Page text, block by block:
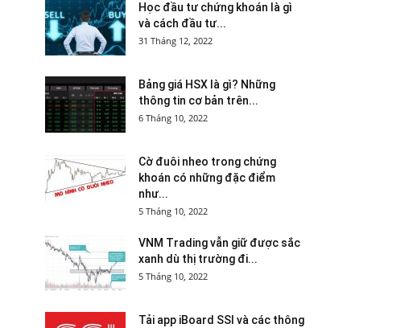
Học đầu tư chứng khoán là gì
và cách đầu tư...
31 Tháng 12, 2022
Bảng giá HSX là gì? Những
thông tin cơ bản trên...
6 Tháng 10, 2022
Cờ đuôi nheo trong chứng
khoán có những đặc điểm
như...
5 Tháng 10, 2022
VNM Trading vẫn giữ được sắc
xanh dù thị trường đi...
5 Tháng 10, 2022
Tải app iBoard SSI và các thông